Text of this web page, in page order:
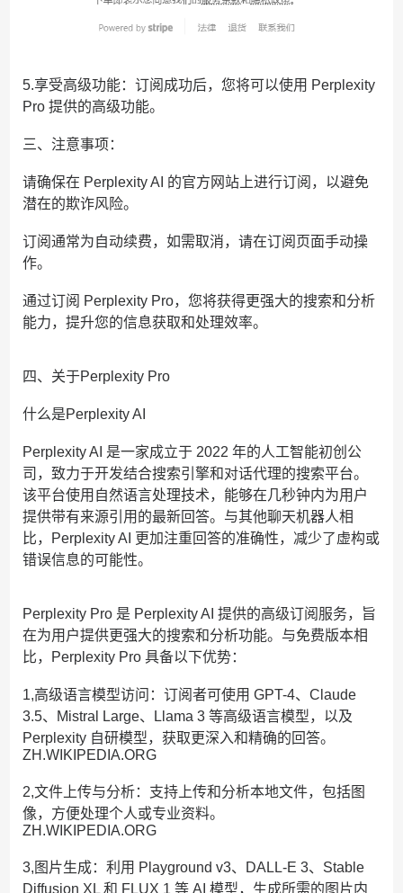
5.享受高级功能：订阅成功后，您将可以使用 Perplexity
Pro 提供的高级功能。
三、注意事项：
请确保在 Perplexity AI 的官方网站上进行订阅，以避免
潜在的欺诈风险。
订阅通常为自动续费，如需取消，请在订阅页面手动操
作。
通过订阅 Perplexity Pro，您将获得更强大的搜索和分析
能力，提升您的信息获取和处理效率。
四、关于Perplexity Pro
什么是Perplexity AI
Perplexity AI 是一家成立于 2022 年的人工智能初创公
司，致力于开发结合搜索引擎和对话代理的搜索平台。
该平台使用自然语言处理技术，能够在几秒钟内为用户
提供带有来源引用的最新回答。与其他聊天机器人相
比，Perplexity AI 更加注重回答的准确性，减少了虚构或
错误信息的可能性。
Perplexity Pro 是 Perplexity AI 提供的高级订阅服务，旨
在为用户提供更强大的搜索和分析功能。与免费版本相
比，Perplexity Pro 具备以下优势：
1,高级语言模型访问：订阅者可使用 GPT-4、Claude
3.5、Mistral Large、Llama 3 等高级语言模型，以及
Perplexity 自研模型，获取更深入和精确的回答。
ZH.WIKIPEDIA.ORG
2,文件上传与分析：支持上传和分析本地文件，包括图
像，方便处理个人或专业资料。
ZH.WIKIPEDIA.ORG
3,图片生成：利用 Playground v3、DALL-E 3、Stable
Diffusion XL 和 FLUX 1 等 AI 模型，生成所需的图片内